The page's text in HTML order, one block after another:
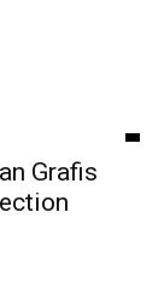
Grafis